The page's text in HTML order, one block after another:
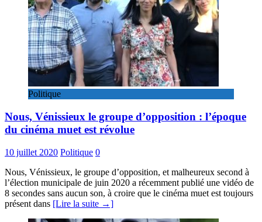
Politique
Nous, Vénissieux le groupe d’opposition : l’époque
du cinéma muet est révolue
10 juillet 2020 Politique 0
Nous, Vénissieux, le groupe d’opposition, et malheureux second à
l’élection municipale de juin 2020 a récemment publié une vidéo de
8 secondes sans aucun son, à croire que le cinéma muet est toujours
présent dans [Lire la suite →]